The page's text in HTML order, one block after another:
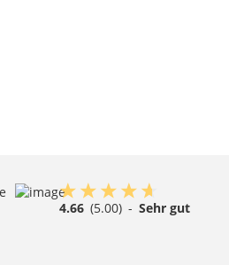
4.66 (5.00) - Sehr gut